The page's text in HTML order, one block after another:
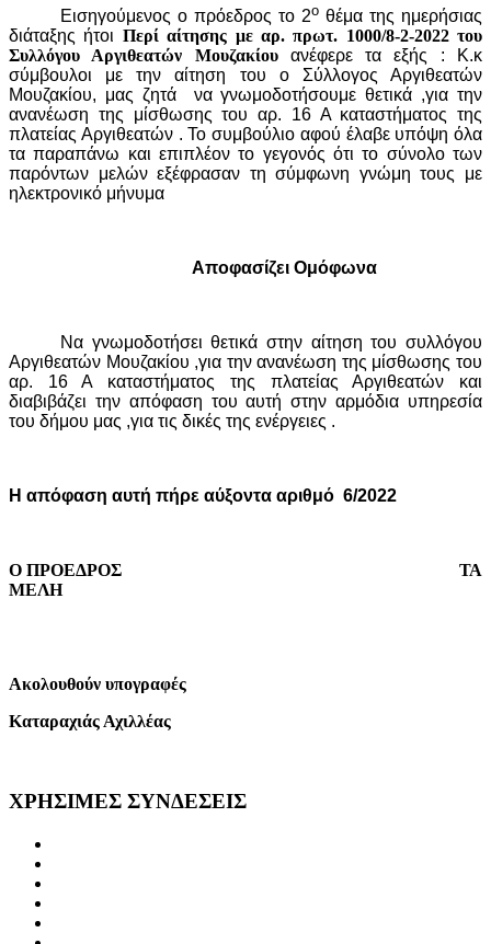
Εισηγούμενος ο πρόεδρος το 2ο θέμα της ημερήσιας
διάταξης ήτοι Περί αίτησης με αρ. πρωτ. 1000/8-2-2022 του
Συλλόγου Αργιθεατών Μουζακίου
ανέφερε τα εξής : Κ.κ
σύμβουλοι με την αίτηση του ο Σύλλογος Αργιθεατών
Μουζακίου, μας ζητά
να γνωμοδοτήσουμε θετικά ,για την
ανανέωση της μίσθωσης του αρ. 16 Α καταστήματος της
πλατείας Αργιθεατών .Το συμβούλιο αφού έλαβε υπόψη όλα
τα παραπάνω και επιπλέον το γεγονός ότι το σύνολο των
παρόντων μελών εξέφρασαν τη σύμφωνη γνώμη τους με
ηλεκτρονικό μήνυμα
Αποφασίζει Ομόφωνα
Να γνωμοδοτήσει θετικά στην αίτηση του συλλόγου
Αργιθεατών Μουζακίου ,για την ανανέωση της μίσθωσης του
αρ. 16 Α καταστήματος της πλατείας Αργιθεατών και
διαβιβάζει την απόφαση του αυτή στην αρμόδια υπηρεσία
του δήμου μας ,για τις δικές της ενέργειες .
Η απόφαση αυτή πήρε αύξοντα αριθμό 6/2022
Ο ΠΡΟΕΔΡΟΣ
ΤΑ
ΜΕΛΗ
Ακολουθούν υπογραφές
Καταραχιάς Αχιλλέας
ΧΡΗΣΙΜΕΣ ΣΥΝΔΕΣΕΙΣ